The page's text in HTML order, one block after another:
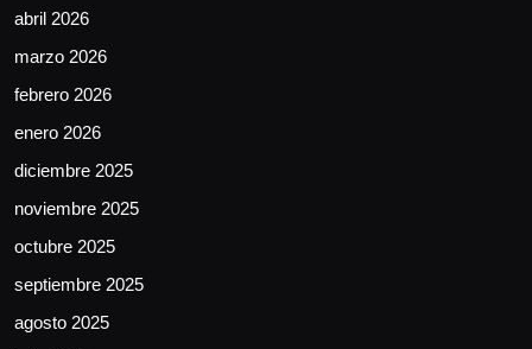
abril 2026
marzo 2026
febrero 2026
enero 2026
diciembre 2025
noviembre 2025
octubre 2025
septiembre 2025
agosto 2025